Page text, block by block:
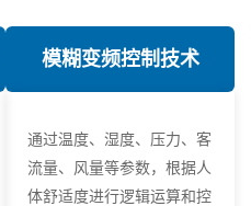
模糊变频控制技术
通过温度、湿度、压力、客
流量、风量等参数，根据人
体舒适度进行逻辑运算和控